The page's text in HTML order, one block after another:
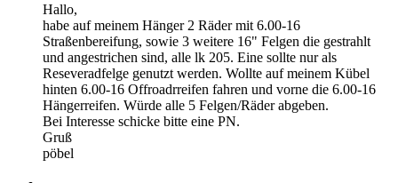
Hallo,
habe auf meinem Hänger 2 Räder mit 6.00-16
Straßenbereifung, sowie 3 weitere 16" Felgen die gestrahlt
und angestrichen sind, alle lk 205. Eine sollte nur als
Reseveradfelge genutzt werden. Wollte auf meinem Kübel
hinten 6.00-16 Offroadrreifen fahren und vorne die 6.00-16
Hängerreifen. Würde alle 5 Felgen/Räder abgeben.
Bei Interesse schicke bitte eine PN.
Gruß
pöbel